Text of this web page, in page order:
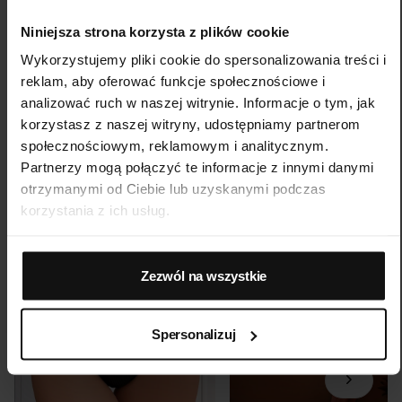
Niniejsza strona korzysta z plików cookie
Wykorzystujemy pliki cookie do spersonalizowania treści i
reklam, aby oferować funkcje społecznościowe i
analizować ruch w naszej witrynie. Informacje o tym, jak
korzystasz z naszej witryny, udostępniamy partnerom
społecznościowym, reklamowym i analitycznym.
Partnerzy mogą połączyć te informacje z innymi danymi
otrzymanymi od Ciebie lub uzyskanymi podczas
korzystania z ich usług.
Zezwól na wszystkie
Spersonalizuj
jesteś świadomy/a – i jak je naprawić
Jak przełamać rutynę i sprawić, że partner/ka
znów będzie na Ciebie patrzeć z pożądaniem
Podobne produkty
542188455, jako podmiot prowadzący internetową
platformę handlową Verenza.pl
w rozumieniu art. 2 pkt 8
ustawy o prawach konsumenta, niniejszym informuje, iż:
Platforma Verenza.pl stanowi internetową platformę
handlową, której operatorem i usługodawcą w
rozumieniu przepisów ustawy o świadczeniu usług
drogą elektroniczną jest spółka R&B Commerce spółka
charakterze pośrednika umożliwiającego
konsumentom zawieranie umów sprzedaży na
odległość z osobami trzecimi, tj. zewnętrznymi
przedsiębiorcami, niezależnymi od R&B Commerce
„Sprzedawcy”.